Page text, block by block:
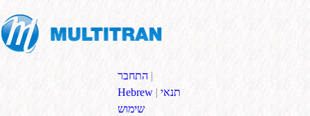
התחבר |
Hebrew | תנאי
שימוש